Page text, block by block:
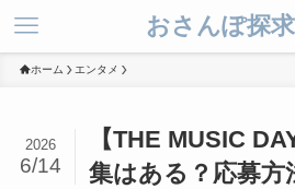
おさんぽ探
ホーム エンタメ
【THE MUSIC
集はある？応募方
2026
6/14